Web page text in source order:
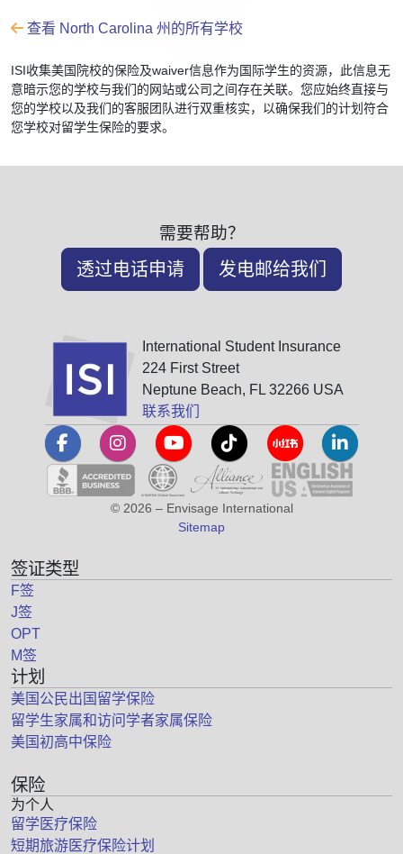
查看 North Carolina 州的所有学校
ISI收集美国院校的保险及waiver信息作为国际学生的资源，此信息无
意暗示您的学校与我们的网站或公司之间存在关联。您应始终直接与
您的学校以及我们的客服团队进行双重核实，以确保我们的计划符合
您学校对留学生保险的要求。
需要帮助？
透过电话申请 发电邮给我们
International Student Insurance
224 First Street
Neptune Beach, FL 32266 USA
联系我们
© 2026 – Envisage International
Sitemap
签证类型
F签
J签
OPT
M签
计划
美国公民出国留学保险
留学生家属和访问学者家属保险
美国初高中保险
保险
为个人
留学医疗保险
短期旅游医疗保险计划